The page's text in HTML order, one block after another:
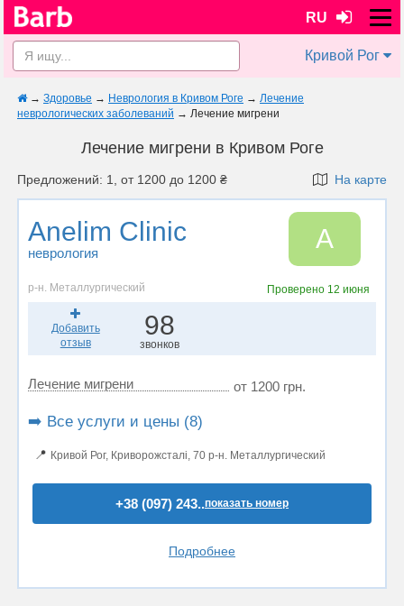
RU
Кривой Рог
→ Здоровье → Неврология в Кривом Роге → Лечение
неврологических заболеваний → Лечение мигрени
Лечение мигрени в Кривом Роге
Предложений: 1, от 1200 до 1200 ₴ На карте
Anelim Clinic
неврология A
р-н. Металлургический Проверено 12 июня
Добавить
отзыв
98
звонков
Лечение мигрени от 1200 грн.
➡️ Все услуги и цены (8)
📍 Кривой Рог, Криворожсталі, 70 р-н. Металлургический
+38 (097) 243..показать номер
Подробнее